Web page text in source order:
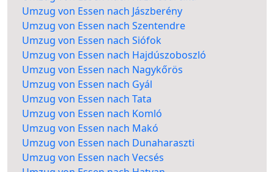
Umzug von Essen nach Jászberény
Umzug von Essen nach Szentendre
Umzug von Essen nach Siófok
Umzug von Essen nach Hajdúszoboszló
Umzug von Essen nach Nagykőrös
Umzug von Essen nach Gyál
Umzug von Essen nach Tata
Umzug von Essen nach Komló
Umzug von Essen nach Makó
Umzug von Essen nach Dunaharaszti
Umzug von Essen nach Vecsés